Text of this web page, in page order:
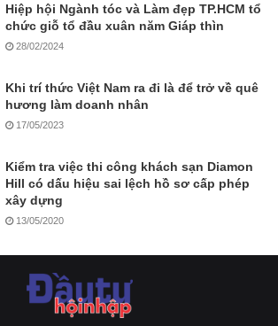
Hiệp hội Ngành tóc và Làm đẹp TP.HCM tổ
chức giỗ tổ đầu xuân năm Giáp thìn
28/02/2024
Khi trí thức Việt Nam ra đi là để trở về quê
hương làm doanh nhân
17/05/2023
Kiểm tra việc thi công khách sạn Diamon
Hill có dấu hiệu sai lệch hồ sơ cấp phép
xây dựng
13/05/2020